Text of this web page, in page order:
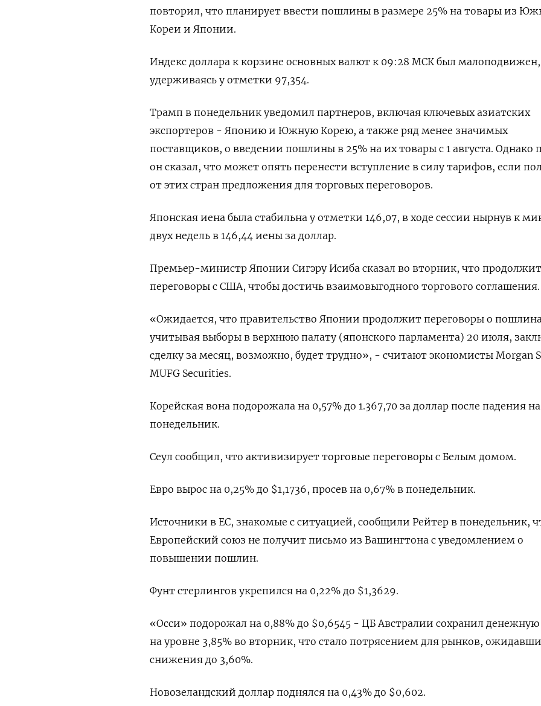
повторил, что планирует ввести пошлины в размере 25% на товары из
Кореи и Японии.
Индекс доллара к корзине основных валют к 09:28 МСК был малоподвижен,
удерживаясь у отметки 97,354​.
Трамп в понедельник уведомил партнеров, включая ключевых азиатских
экспортеров - Японию и Южную Корею, а также ряд менее значимых
поставщиков, о введении пошлины в 25% на их товары с 1 августа. Однако
он сказал, что может опять перенести вступление в силу тарифов, если
от этих стран предложения для торговых переговоров.
Японская иена была стабильна у отметки 146,07, в ходе сессии нырнув к
двух недель в 146,44 иены за доллар.
Премьер-министр Японии Сигэру Исиба сказал во вторник, что продолжит
переговоры с США, чтобы достичь взаимовыгодного торгового соглашения.
«Ожидается, что правительство Японии продолжит переговоры о
учитывая выборы в верхнюю палату (японского парламента) 20 июля,
сделку за месяц, возможно, будет трудно», - считают экономисты Morgan
MUFG Securities.
Корейская вона подорожала на 0,57% до 1.367,70 за доллар после падения на
понедельник.
Сеул сообщил, что активизирует торговые переговоры с Белым домом.
Евро вырос на 0,25% до $1,1736​, просев на 0,67% в понедельник.
Источники в ЕС, знакомые с ситуацией, сообщили Рейтер в понедельник,
Европейский союз не получит письмо из Вашингтона с уведомлением о
повышении пошлин.
Фунт стерлингов укрепился на 0,22% до $1,3629​.
«Осси» подорожал на 0,88% до $0,6545​ - ЦБ Австралии сохранил денежную
на уровне 3,85% во вторник, что стало потрясением для рынков,
снижения до 3,60%.
Новозеландский доллар поднялся на 0,43% до $0,602​.